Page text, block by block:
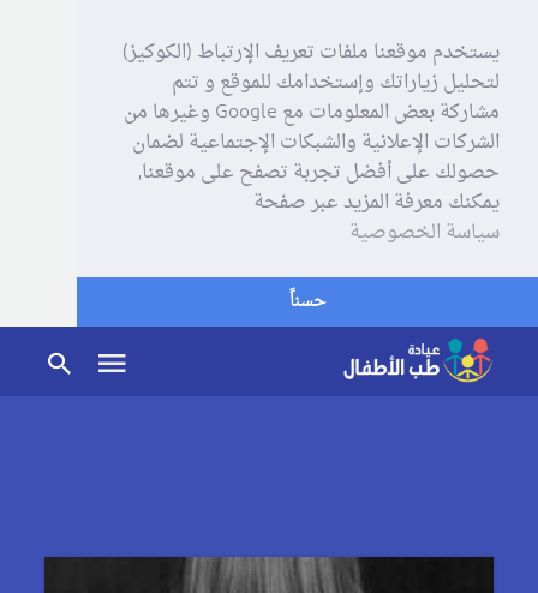
يستخدم موقعنا ملفات تعريف الإرتباط (الكوكيز)
لتحليل زياراتك وإستخدامك للموقع و تتم
مشاركة بعض المعلومات مع Google وغيرها من
الشركات الإعلانية والشبكات الإجتماعية لضمان
حصولك على أفضل تجربة تصفح على موقعنا,
يمكنك معرفة المزيد عبر صفحة
سياسة الخصوصية
حسناً